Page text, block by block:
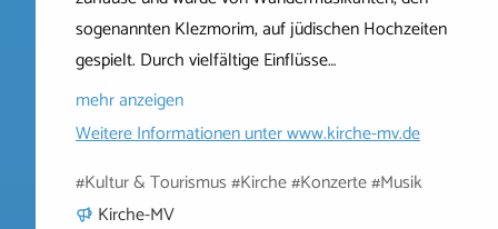
sogenannten Klezmorim, auf jüdischen Hochzeiten
gespielt. Durch vielfältige Einflüsse…
mehr anzeigen
Weitere Informationen unterwww.kirche-mv.de
#Kultur & Tourismus #Kirche #Konzerte #Musik
Kirche-MV